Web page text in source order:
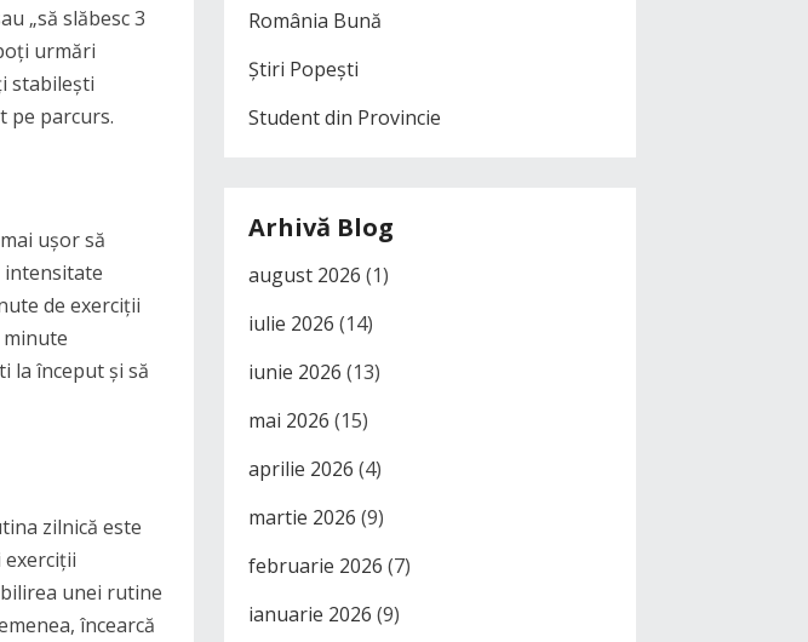
„să slăbesc 3
urmări
stabilești
pe parcurs.
ușor să
intensitate
de exerciții
minute
la început și să
zilnică este
unei rutine
încearcă
România Bună
Știri Popești
Student din Provincie
Arhivă Blog
august 2026 (1)
iulie 2026 (14)
iunie 2026 (13)
mai 2026 (15)
aprilie 2026 (4)
martie 2026 (9)
februarie 2026 (7)
ianuarie 2026 (9)